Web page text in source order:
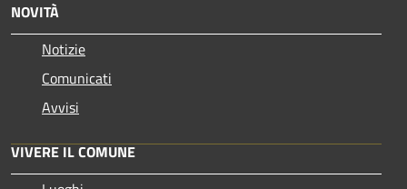
NOVITÀ
Notizie
Comunicati
Avvisi
VIVERE IL COMUNE